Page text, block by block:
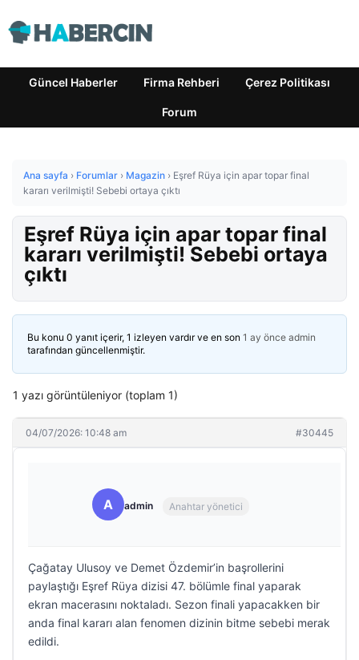
Güncel Haberler Firma Rehberi Çerez Politikası
Forum
Ana sayfa › Forumlar › Magazin › Eşref Rüya için apar topar final
kararı verilmişti! Sebebi ortaya çıktı
Eşref Rüya için apar topar final
kararı verilmişti! Sebebi ortaya
çıktı
Bu konu 0 yanıt içerir, 1 izleyen vardır ve en son 1 ay önce admin
tarafından güncellenmiştir.
1 yazı görüntüleniyor (toplam 1)
04/07/2026: 10:48 am #30445
A admin Anahtar yönetici
Çağatay Ulusoy ve Demet Özdemir’in başrollerini
paylaştığı Eşref Rüya dizisi 47. bölümle final yaparak
ekran macerasını noktaladı. Sezon finali yapacakken bir
anda final kararı alan fenomen dizinin bitme sebebi merak
edildi.